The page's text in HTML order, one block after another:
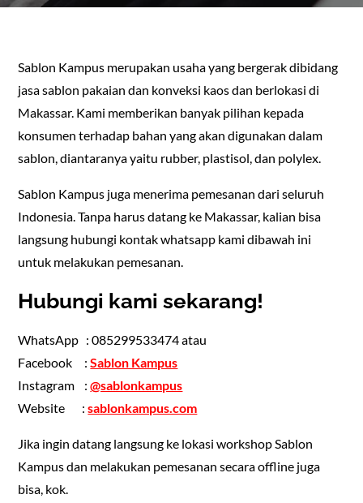
Sablon Kampus merupakan usaha yang bergerak dibidang
jasa sablon pakaian dan konveksi kaos dan berlokasi di
Makassar. Kami memberikan banyak pilihan kepada
konsumen terhadap bahan yang akan digunakan dalam
sablon, diantaranya yaitu rubber, plastisol, dan polylex.
Sablon Kampus juga menerima pemesanan dari seluruh
Indonesia. Tanpa harus datang ke Makassar, kalian bisa
langsung hubungi kontak whatsapp kami dibawah ini
untuk melakukan pemesanan.
Hubungi kami sekarang!
WhatsApp : 085299533474 atau
Facebook :Sablon Kampus
Instagram :@sablonkampus
Website :sablonkampus.com
Jika ingin datang langsung ke lokasi workshop Sablon
Kampus dan melakukan pemesanan secara offline juga
bisa, kok.